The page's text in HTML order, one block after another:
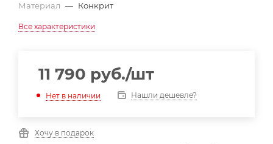
Материал — Конкрит
Все характеристики
11 790 руб./шт
Нет в наличии Нашли дешевле?
Хочу в подарок